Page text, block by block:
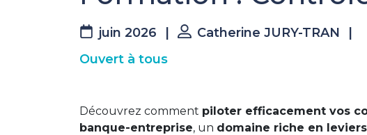
juin 2026 Catherine JURY-TRAN
Ouvert à tous
Découvrez comment piloter efficacement vos
banque-entreprise, un domaine riche en